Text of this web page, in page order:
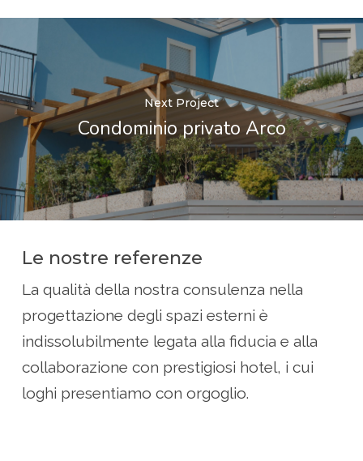
Next Project
Condominio privato Arco
Le nostre referenze
La qualità della nostra consulenza nella
progettazione degli spazi esterni è
indissolubilmente legata alla fiducia e alla
collaborazione con prestigiosi hotel, i cui
loghi presentiamo con orgoglio.